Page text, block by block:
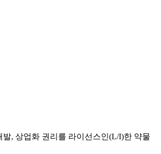
발, 상업화 권리를 라이선스인(L/I)한 약물